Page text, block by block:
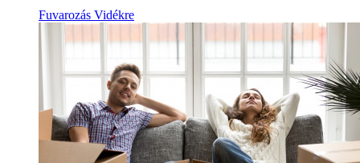
Fuvarozás Vidékre